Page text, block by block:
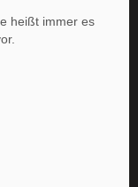
heißt immer es